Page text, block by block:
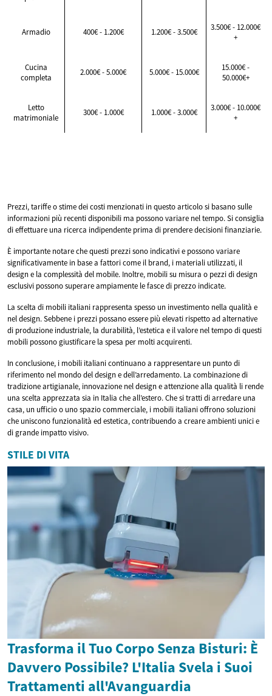
Armadio 400€ - 1.200€ 1.200€ - 3.500€
3.500€ - 12.000€
+
Cucina
completa
2.000€ - 5.000€ 5.000€ - 15.000€
15.000€ -
50.000€+
Letto
matrimoniale
300€ - 1.000€ 1.000€ - 3.000€
3.000€ - 10.000€
+
Prezzi, tariffe o stime dei costi menzionati in questo articolo si basano sulle
informazioni più recenti disponibili ma possono variare nel tempo. Si consiglia
di effettuare una ricerca indipendente prima di prendere decisioni finanziarie.
È importante notare che questi prezzi sono indicativi e possono variare
significativamente in base a fattori come il brand, i materiali utilizzati, il
design e la complessità del mobile. Inoltre, mobili su misura o pezzi di design
esclusivi possono superare ampiamente le fasce di prezzo indicate.
La scelta di mobili italiani rappresenta spesso un investimento nella qualità e
nel design. Sebbene i prezzi possano essere più elevati rispetto ad alternative
di produzione industriale, la durabilità, l’estetica e il valore nel tempo di questi
mobili possono giustificare la spesa per molti acquirenti.
In conclusione, i mobili italiani continuano a rappresentare un punto di
riferimento nel mondo del design e dell’arredamento. La combinazione di
tradizione artigianale, innovazione nel design e attenzione alla qualità li rende
una scelta apprezzata sia in Italia che all’estero. Che si tratti di arredare una
casa, un ufficio o uno spazio commerciale, i mobili italiani offrono soluzioni
che uniscono funzionalità ed estetica, contribuendo a creare ambienti unici e
di grande impatto visivo.
STILE DI VITA
Trasforma il Tuo Corpo Senza Bisturi: È
Davvero Possibile? L'Italia Svela i Suoi
Trattamenti all'Avanguardia